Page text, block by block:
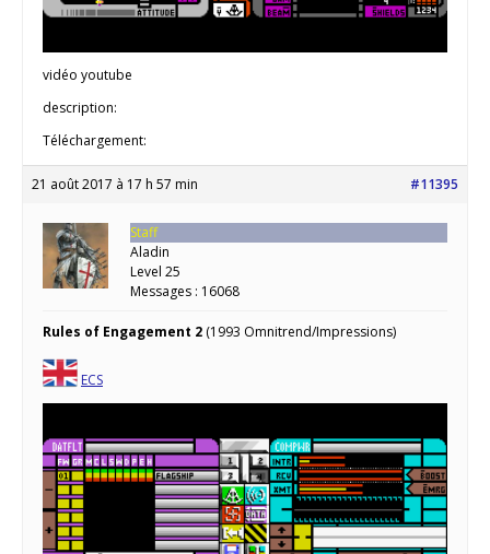
vidéo youtube
description:
Téléchargement:
21 août 2017 à 17 h 57 min #11395
Staff
Aladin
Level 25
Messages : 16068
Rules of Engagement 2 (1993 Omnitrend/Impressions)
ECS